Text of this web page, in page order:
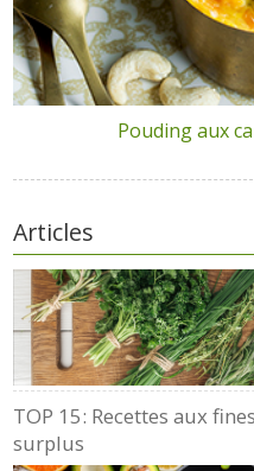
Pouding aux
Articles
TOP 15: Recettes aux
surplus